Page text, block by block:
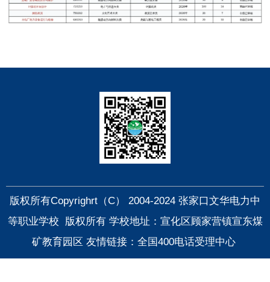
版权所有Copyrighrt（C） 2004-2024 张家口文华电力中
等职业学校 版权所有 学校地址：宣化区顾家营镇宣东煤
矿教育园区 友情链接：全国400电话受理中心